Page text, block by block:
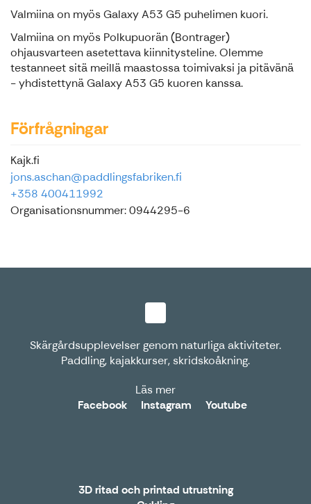
Valmiina on myös Galaxy A53 G5 puhelimen kuori.
Valmiina on myös Polkupuorän (Bontrager)
ohjausvarteen asetettava kiinnitysteline. Olemme
testanneet sitä meillä maastossa toimivaksi ja pitävänä
- yhdistettynä Galaxy A53 G5 kuoren kanssa.
Förfrågningar
Kajk.fi
jons.aschan@paddlingsfabriken.fi
+358 400411992
Organisationsnummer: 0944295-6
Skärgårdsupplevelser genom naturliga aktiviteter.
Paddling, kajakkurser, skridskoåkning.
Läs mer
Facebook
Instagram Youtube
3D ritad och printad utrustning